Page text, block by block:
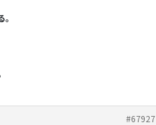
#67927